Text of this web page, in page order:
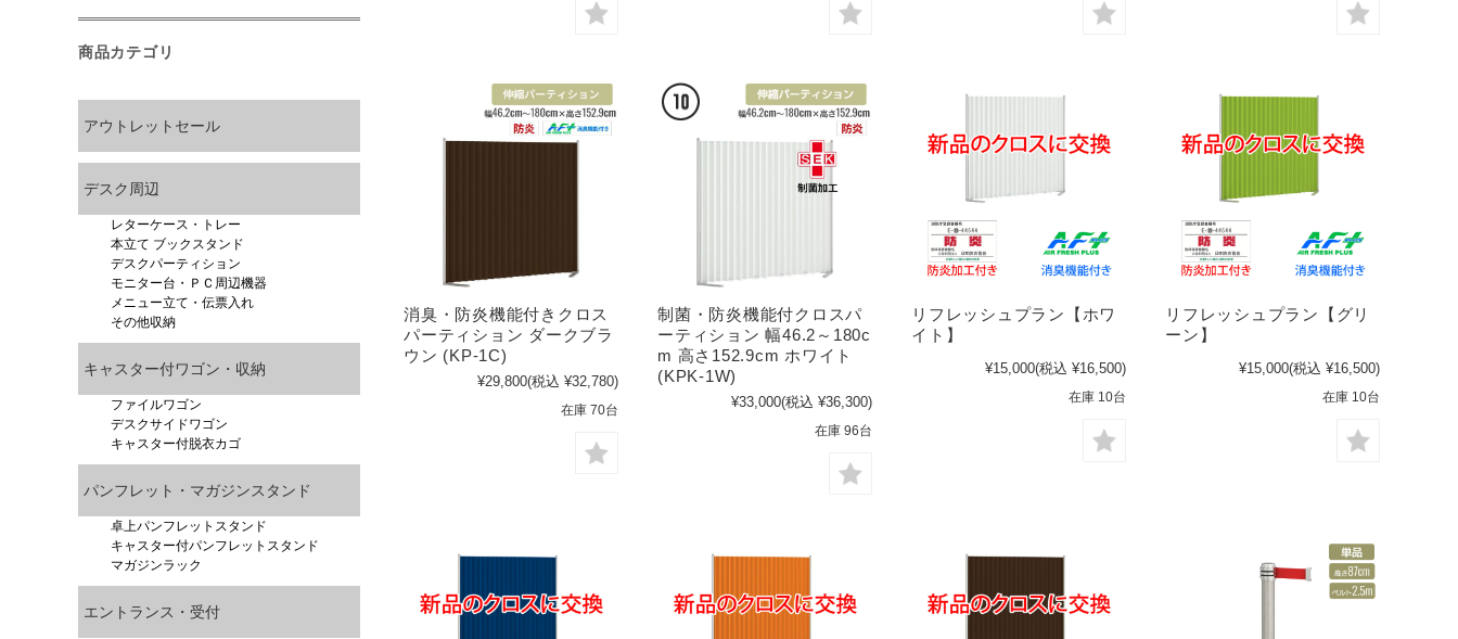
消臭・防炎機能付きクロス
パーティション ダークブラ
ウン (KP-1C)
¥29,800(税込 ¥32,780)
在庫 70台
制菌・防炎機能付クロスパ
ーティション 幅46.2～180c
m 高さ152.9cm ホワイト
(KPK-1W)
¥33,000(税込 ¥36,300)
在庫 96台
リフレッシュプラン【ホワ
イト】
¥15,000(税込 ¥16,500)
在庫 10台
リフレッシュプラン【グリ
ーン】
¥15,000(税込 ¥16,500)
在庫 10台
商品カテゴリ
アウトレットセール
デスク周辺
レターケース・トレー
本立て ブックスタンド
デスクパーティション
モニター台・ＰＣ周辺機器
メニュー立て・伝票入れ
その他収納
キャスター付ワゴン・収納
ファイルワゴン
デスクサイドワゴン
キャスター付脱衣カゴ
パンフレット・マガジンスタンド
卓上パンフレットスタンド
キャスター付パンフレットスタンド
マガジンラック
エントランス・受付